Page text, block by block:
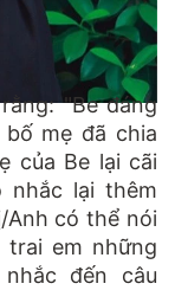
"Be đáng
mẹ đã chia
của Be lại cãi
nhắc lại thêm
Anh có thể nói
em những
đến câu